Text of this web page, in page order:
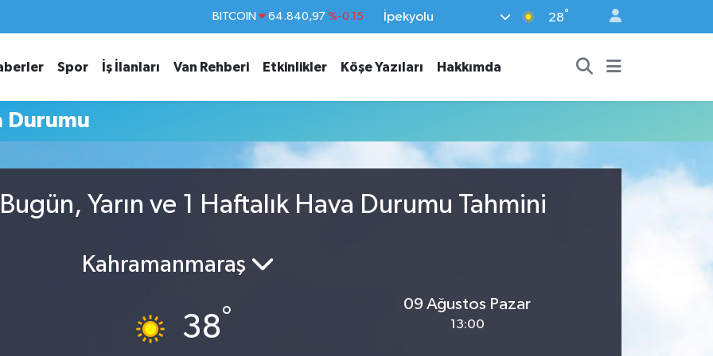
BITCOIN 64.840,97 %-0.15
EURO 55,2510 %0.32
STERLİN 64,4811 %0.38
13.779
İpekyolu 28°
Spor İş İlanları Van Rehberi Etkinlikler Köşe Yazıları Hakkımda
Durumu
Yarın ve 1 Haftalık Hava Durumu Tahmini
Kahramanmaraş
38°
09 Ağustos Pazar
13:00